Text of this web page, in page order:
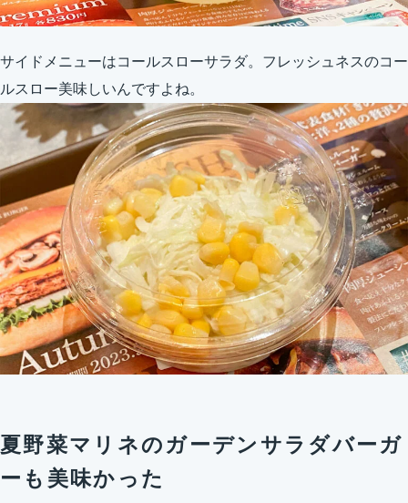
サイドメニューはコールスローサラダ。フレッシュネスのコー
ルスロー美味しいんですよね。
夏野菜マリネのガーデンサラダバーガ
ーも美味かった